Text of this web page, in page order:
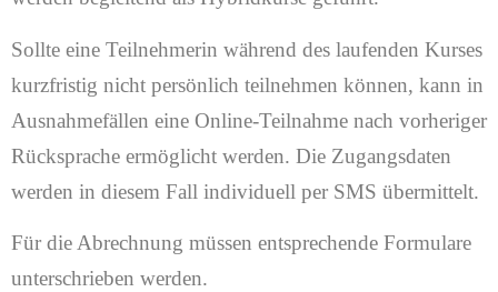
Sollte eine Teilnehmerin während des laufenden Kurses
kurzfristig nicht persönlich teilnehmen können, kann in
Ausnahmefällen eine Online-Teilnahme nach vorheriger
Rücksprache ermöglicht werden. Die Zugangsdaten
werden in diesem Fall individuell per SMS übermittelt.
Für die Abrechnung müssen entsprechende Formulare
unterschrieben werden.